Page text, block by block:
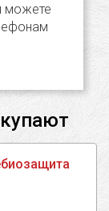
можете